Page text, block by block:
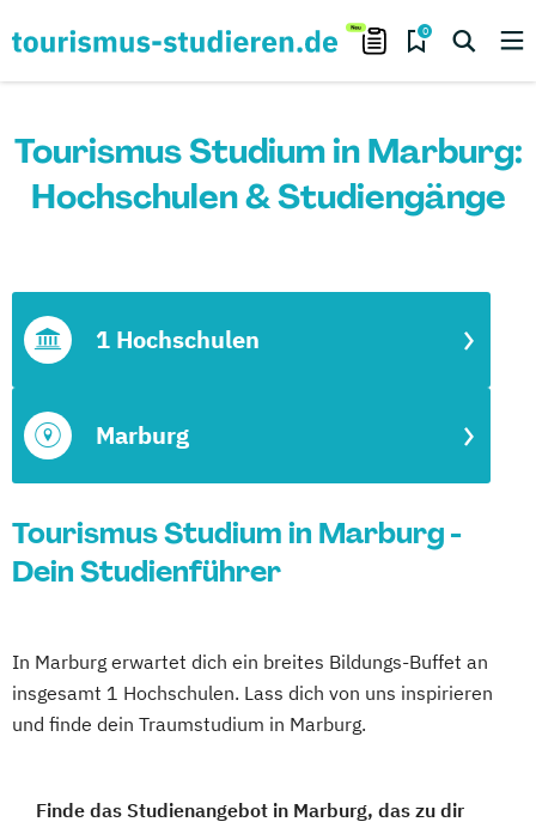
0
Tourismus Studium in Marburg:
Hochschulen & Studiengänge
Marburg
1 Hochschulen
Tourismus Studium in Marburg -
Dein Studienführer
In Marburg erwartet dich ein breites Bildungs-Buffet an
insgesamt 1 Hochschulen. Lass dich von uns inspirieren
und finde dein Traumstudium in Marburg.
Finde das Studienangebot in Marburg, das zu dir